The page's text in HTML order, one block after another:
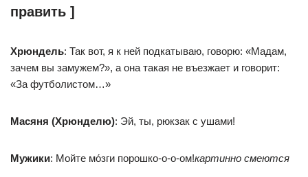
править ]
Хрюндель: Так вот, я к ней подкатываю, говорю: «Мадам,
зачем вы замужем?», а она такая не въезжает и говорит:
«За футболистом…»
Масяня (Хрюнделю): Эй, ты, рюкзак с ушами!
Мужики: Мойте мо́зги порошко-о-о-ом!картинно смеются